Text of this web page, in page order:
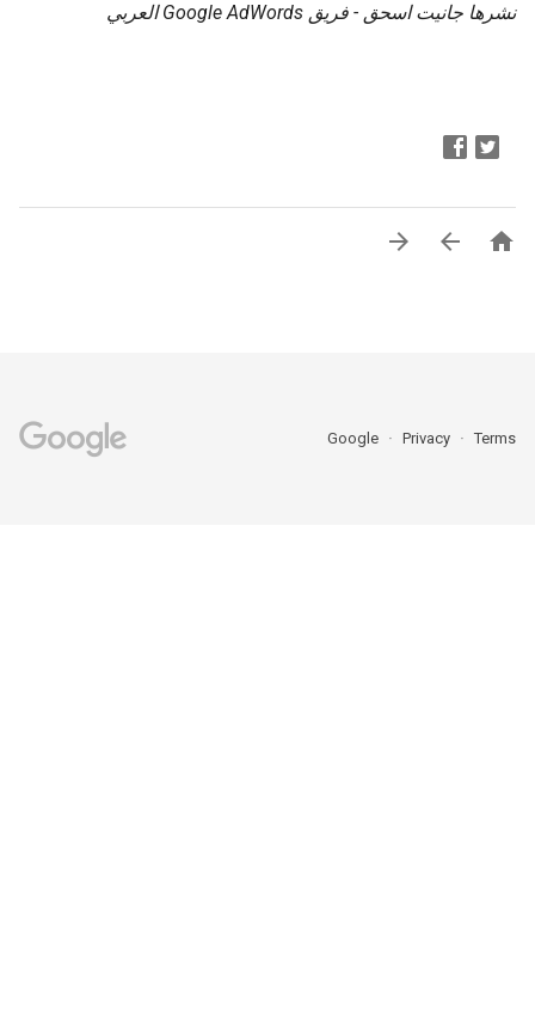
نشرها جانيت اسحق - فريق Google AdWords العربي



Google Privacy Terms